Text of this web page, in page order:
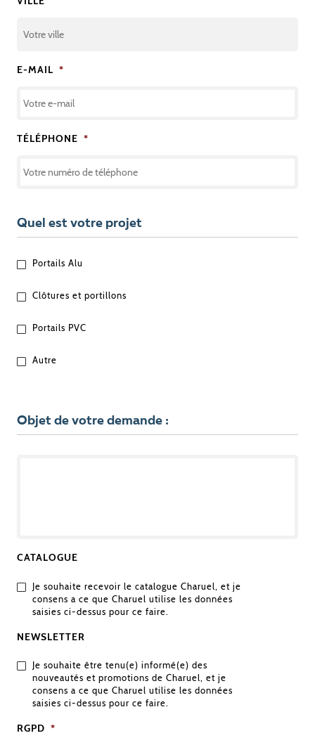
E-MAIL *
TÉLÉPHONE *
Quel est votre projet
QUEL
VOTRE
PROJET
Portails Alu
Clôtures et portillons
Portails PVC
Autre
Objet de votre demande :
CATALOGUE
Je souhaite recevoir le catalogue Charuel, et je
consens a ce que Charuel utilise les données
saisies ci-dessus pour ce faire.
NEWSLETTER
Je souhaite être tenu(e) informé(e) des
nouveautés et promotions de Charuel, et je
consens a ce que Charuel utilise les données
saisies ci-dessus pour ce faire.
RGPD *